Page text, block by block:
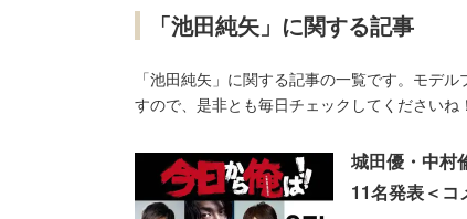
「池田純矢」に関する記事
「池田純矢」に関する記事の一覧です。モデ
すので、是非とも毎日チェックしてくださいね！
城田優・中村
11名発表＜コ